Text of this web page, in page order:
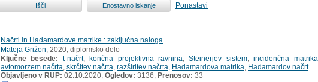
Ponastavi
Načrti in Hadamardove matrike : zaključna naloga
Mateja Grižon , 2020, diplomsko delo
Ključne besede:
t-načrt,končna projektivna ravnina ,Steinerjev sistem,incidenčna matrika
avtomorzem načrta skrčitev načrta razširitev načrta Hadamardova matrika Hadamardov načrt
Objavljeno v RUP: 02.10.2020; Ogledov: 3136; Prenosov: 33